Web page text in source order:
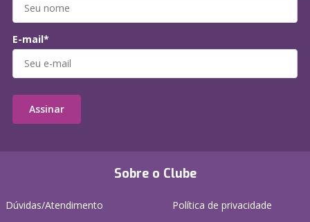
Sobre o Clube
Dúvidas/Atendimento
Política de privacidade
E-mail*
Assinar